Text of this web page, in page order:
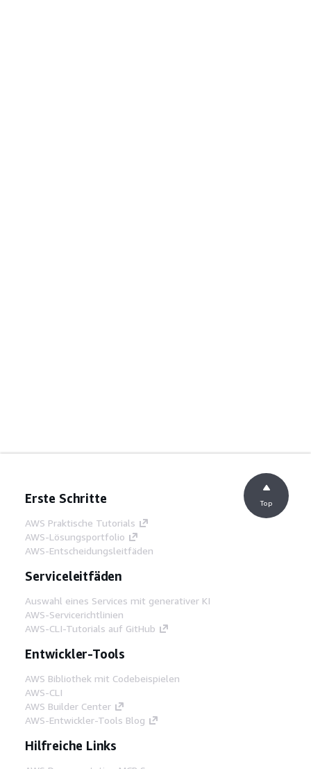
Erste Schritte
AWS Praktische Tutorials
AWS-Lösungsportfolio
AWS-Entscheidungsleitfäden
Serviceleitfäden
Auswahl eines Services mit generativer KI
AWS-Servicerichtlinien
AWS-CLI-Tutorials auf GitHub
Entwickler-Tools
AWS Bibliothek mit Codebeispielen
AWS-CLI
AWS Builder Center
AWS-Entwickler-Tools Blog
Hilfreiche Links
Top